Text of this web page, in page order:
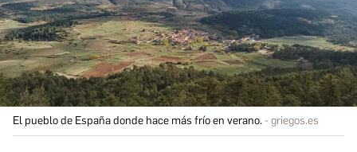
El pueblo de España donde hace más frío en verano. griegos.es